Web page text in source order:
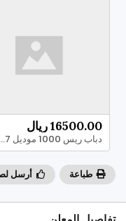
16500.00 ريال
دباب ريس 1000 موديل 2007 الموقع جدة
طباعة أرسل